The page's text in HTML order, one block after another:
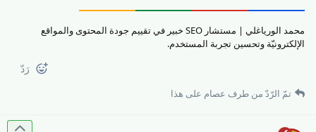
محمد الورياغلي | مستشار SEO خبير في تقييم جودة المحتوى والمواقع
الإلكترونيّة وتحسين تجربة المستخدم.
رَدّ
تمّ الرّدّ من طرف عصام على هذا